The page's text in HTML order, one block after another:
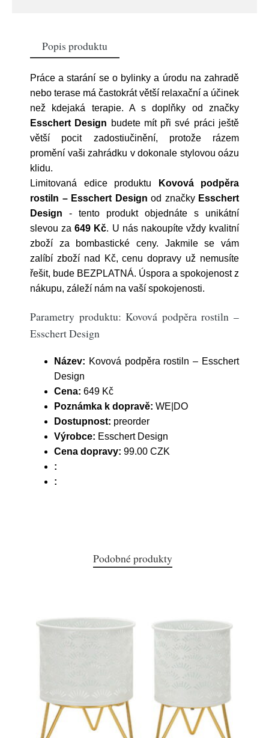
Popis produktu
Práce a starání se o bylinky a úrodu na zahradě
nebo terase má častokrát větší relaxační a účinek
než kdejaká terapie. A s doplňky od značky
Esschert Design budete mít při své práci ještě
větší pocit zadostiučinění, protože rázem
promění vaši zahrádku v dokonale stylovou oázu
klidu.
Limitovaná edice produktu
Kovová podpěra
rostiln – Esschert Design od značky Esschert
Design - tento produkt objednáte s unikátní
slevou za649 Kč. U nás nakoupíte vždy kvalitní
zboží za bombastické ceny. Jakmile se vám
zalíbí zboží nad Kč, cenu dopravy už nemusíte
řešit, bude BEZPLATNÁ. Úspora a spokojenost z
nákupu, záleží nám na vaší spokojenosti.
Parametry produktu: Kovová podpěra rostiln –
Esschert Design
Název: Kovová podpěra rostiln – Esschert
Design
Cena: 649 Kč
Poznámka k dopravě: WE|DO
Dostupnost: preorder
Výrobce: Esschert Design
Cena dopravy: 99.00 CZK
:
:
Podobné produkty